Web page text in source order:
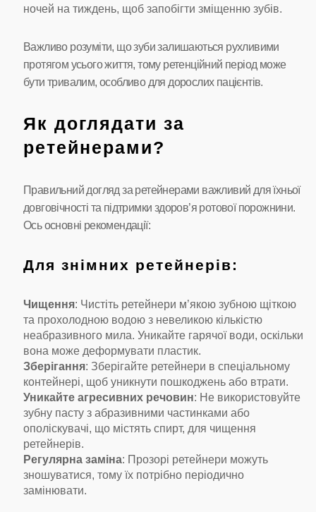
ночей на тиждень, щоб запобігти зміщенню зубів.
Важливо розуміти, що зуби залишаються рухливими
протягом усього життя, тому ретенційний період може
бути тривалим, особливо для дорослих пацієнтів.
Як доглядати за
ретейнерами?
Правильний догляд за ретейнерами важливий для їхньої
довговічності та підтримки здоров’я ротової порожнини.
Ось основні рекомендації:
Для знімних ретейнерів:
Чищення: Чистіть ретейнери м’якою зубною щіткою
та прохолодною водою з невеликою кількістю
неабразивного мила. Уникайте гарячої води, оскільки
вона може деформувати пластик.
Зберігання: Зберігайте ретейнери в спеціальному
контейнері, щоб уникнути пошкоджень або втрати.
Уникайте агресивних речовин: Не використовуйте
зубну пасту з абразивними частинками або
ополіскувачі, що містять спирт, для чищення
ретейнерів.
Регулярна заміна: Прозорі ретейнери можуть
зношуватися, тому їх потрібно періодично
замінювати.